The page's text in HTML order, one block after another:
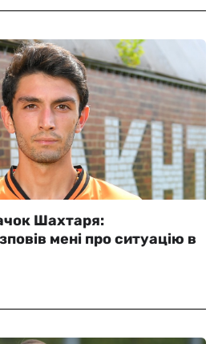
Шахтаря:
мені про ситуацію в